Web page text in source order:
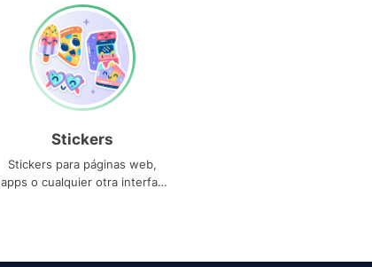
Stickers
Stickers para páginas web,
apps o cualquier otra interfaz